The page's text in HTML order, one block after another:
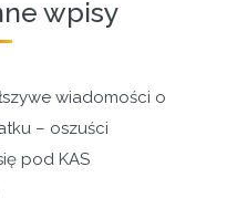
wpisy
wiadomości o
– oszuści
pod KAS